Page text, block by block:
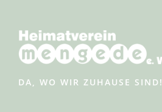
springen
DA, WO WIR ZUHAUSE SIND!